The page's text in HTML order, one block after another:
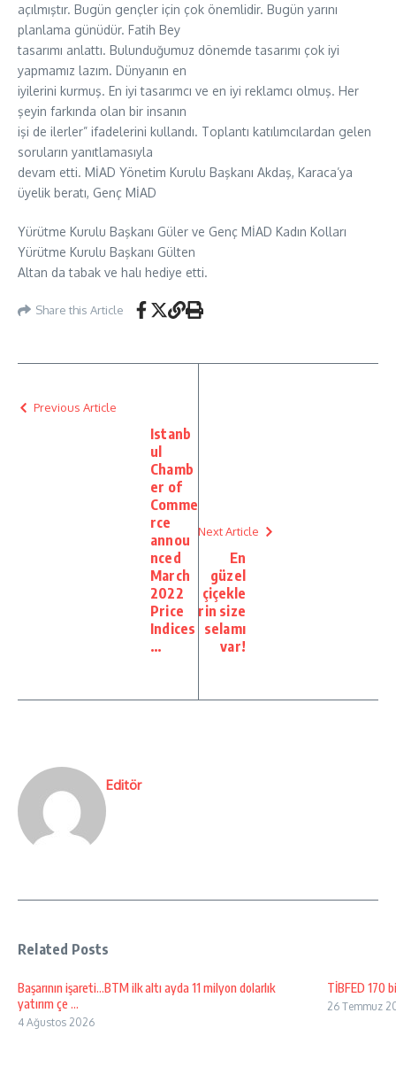
açılmıştır. Bugün gençler için çok önemlidir. Bugün yarını
planlama günüdür. Fatih Bey
tasarımı anlattı. Bulunduğumuz dönemde tasarımı çok iyi
yapmamız lazım. Dünyanın en
iyilerini kurmuş. En iyi tasarımcı ve en iyi reklamcı olmuş. Her
şeyin farkında olan bir insanın
işi de ilerler” ifadelerini kullandı. Toplantı katılımcılardan gelen
soruların yanıtlamasıyla
devam etti. MİAD Yönetim Kurulu Başkanı Akdaş, Karaca’ya
üyelik beratı, Genç MİAD
Yürütme Kurulu Başkanı Güler ve Genç MİAD Kadın Kolları
Yürütme Kurulu Başkanı Gülten
Altan da tabak ve halı hediye etti.
Share this Article
Previous Article
Istanb
ul
Chamb
er of
Comme
rce
annou
nced
March
2022
Price
Indices
…
Next Article
En
güzel
çiçekle
rin size
selamı
var!
Editör
Related Posts
Başarının işareti…BTM ilk altı ayda 11 milyon dolarlık
yatırım çe ...
4 Ağustos 2026
TİBFED 170
26 Temmuz